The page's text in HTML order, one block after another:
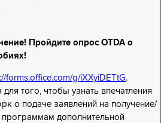
Пройдите опрос OTDA о
forms.office.com/g/iXXyiDETtG.
того, чтобы узнать впечатления
о подаче заявлений на получение/
дополнительной